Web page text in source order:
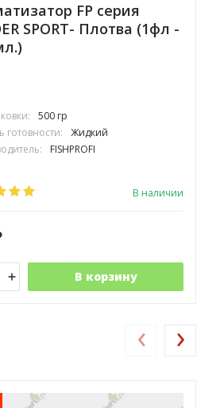
FP серия
SPORT- Плотва (1фл -
500 гр
готовности:
Жидкий
FISHPROFI
В наличии
В корзину
‹ ›